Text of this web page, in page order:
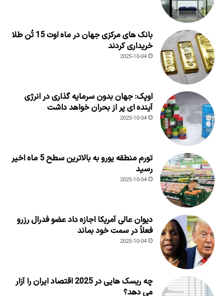
بانک های مرکزی جهان در ماه اوت 15 تُن طلا
خریداری کردند
2025-10-04
اوپک: جهان بدون سرمایه گذاری در انرژی
آینده ای پر از بحران خواهد داشت
2025-10-04
تورم منطقه یورو به بالاترین سطح 5 ماه اخیر
رسید
2025-10-04
دیوان عالی آمریکا اجازه داد عضو فدرال رزرو
فعلاً در سمت خود بماند
2025-10-04
چه ریسک هایی در 2025 اقتصاد ایران را آزار
می دهد؟